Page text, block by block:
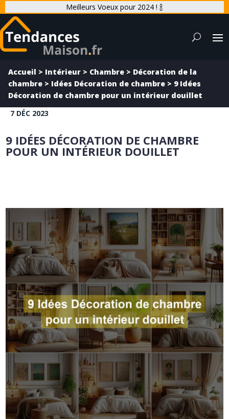
Meilleurs Voeux pour 2024 ! 🍾
Accueil > Intérieur > Chambre > Décoration de la
chambre > Idées Décoration de chambre > 9 Idées
Décoration de chambre pour un intérieur douillet
7 DÉC 2023
9 IDÉES DÉCORATION DE CHAMBRE
POUR UN INTÉRIEUR DOUILLET